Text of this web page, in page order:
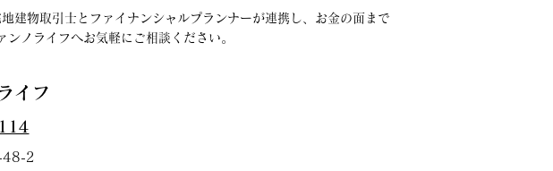
で開
し
がご
ンと購入に新たに契約する住宅ロ
ーンの対応など、お悩みになる方
建物取引士とファイナンシャルプランナーが連携し、お金の面まで
ノライフへお気軽にご相談ください。
イフ
48-2